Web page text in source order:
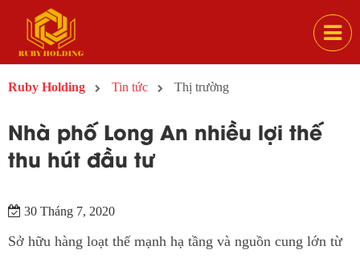
Ruby Holding Tin tức Thị trường
Nhà phố Long An nhiều lợi thế
thu hút đầu tư
30 Tháng 7, 2020
Sở hữu hàng loạt thế mạnh hạ tầng và nguồn cung lớn từ